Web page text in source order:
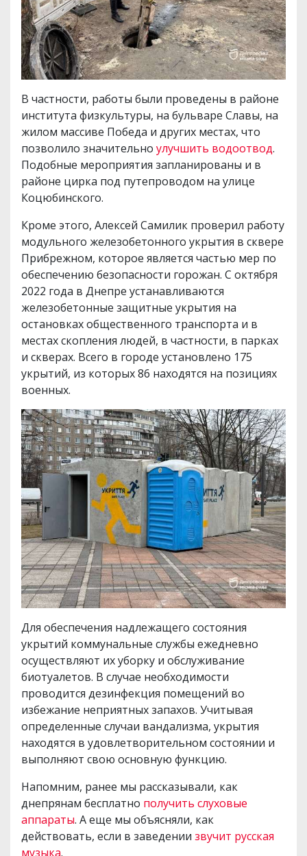
В частности, работы были проведены в районе
института физкультуры, на бульваре Славы, на
жилом массиве Победа и других местах, что
позволило значительно улучшить водоотвод.
Подобные мероприятия запланированы и в
районе цирка под путепроводом на улице
Коцюбинского.
Кроме этого, Алексей Самилик проверил работу
модульного железобетонного укрытия в сквере
Прибрежном, которое является частью мер по
обеспечению безопасности горожан. С октября
2022 года в Днепре устанавливаются
железобетонные защитные укрытия на
остановках общественного транспорта и в
местах скопления людей, в частности, в парках
и скверах. Всего в городе установлено 175
укрытий, из которых 86 находятся на позициях
военных.
Для обеспечения надлежащего состояния
укрытий коммунальные службы ежедневно
осуществляют их уборку и обслуживание
биотуалетов. В случае необходимости
проводится дезинфекция помещений во
избежание неприятных запахов. Учитывая
определенные случаи вандализма, укрытия
находятся в удовлетворительном состоянии и
выполняют свою основную функцию.
Напомним, ранее мы рассказывали, как
днепрянам бесплатно получить слуховые
аппараты. А еще мы объясняли, как
действовать, если в заведении звучит русская
музыка.